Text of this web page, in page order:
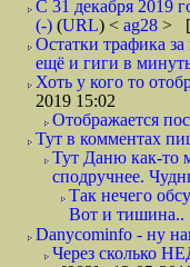
С 31 декабря 2019
(-) (URL) < ag28 >
Остатки трафика
ещё и гиги в
Хоть у кого то
2019 15:02
Отображается
Тут в комментах
Тут Даню как-то
сподручнее.
Так нечего
Вот и тишина..
Danycominfo - ну
Через сколько